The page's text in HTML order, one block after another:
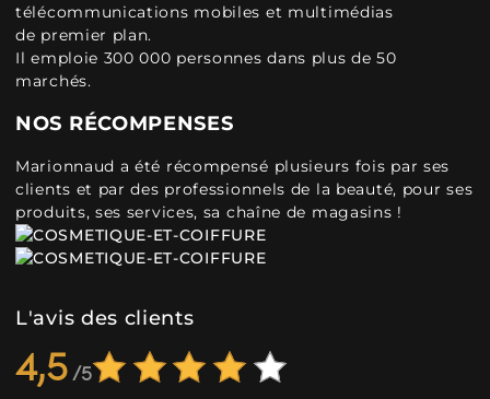
télécommunications mobiles et multimédias
de premier plan.
Il emploie 300 000 personnes dans plus de 50
marchés.
NOS RÉCOMPENSES
Marionnaud a été récompensé plusieurs fois par ses
clients et par des professionnels de la beauté, pour ses
produits, ses services, sa chaîne de magasins !
L'avis des clients
4,5